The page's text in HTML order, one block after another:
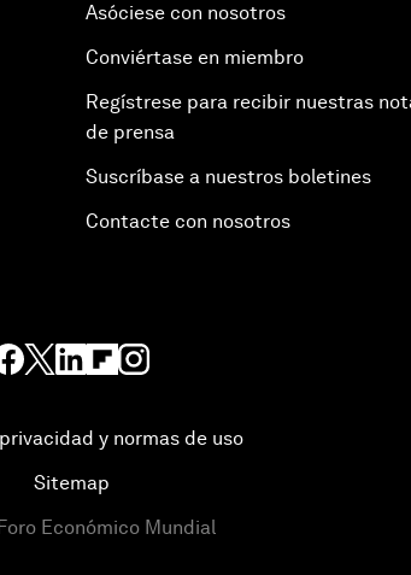
Asóciese con nosotros
Conviértase en miembro
Regístrese para recibir nuestras
de prensa
Suscríbase a nuestros boletines
Contacte con nosotros
y normas de uso
Sitemap
Foro Económico Mundial